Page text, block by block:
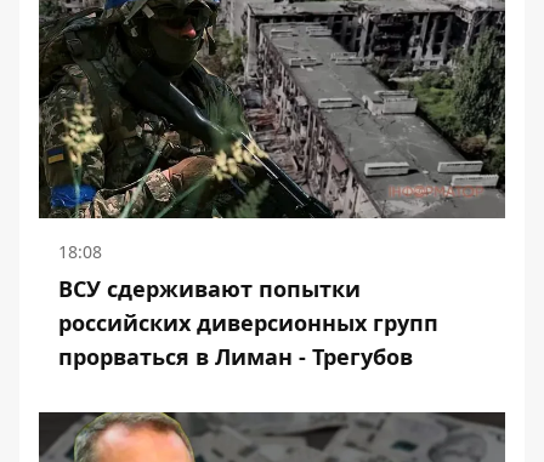
18:08
ВСУ сдерживают попытки
российских диверсионных групп
прорваться в Лиман - Трегубов